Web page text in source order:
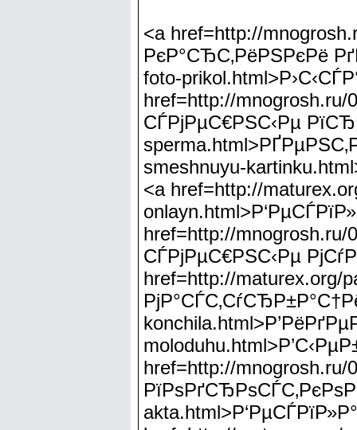
<a href=http://
РєР°СЂС‚РёРЅРєРё
foto-
href=http://mnogrosh.ru/
СЃРјРµС€РЅС‹Рµ
smeshnuyu-
<a href=http://
href=http://
СЃРјРµС€РЅС‹Рµ
href=http://
href=http://